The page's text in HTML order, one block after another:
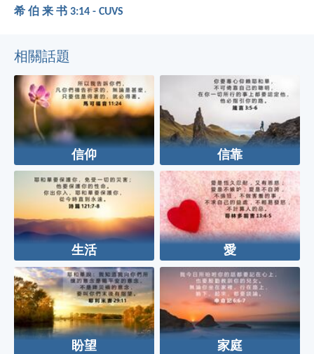
希 伯 来 书 3:14 - CUVS
相關話題
信仰 信靠
生活 愛
盼望 家庭